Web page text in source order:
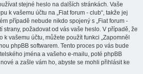
stejné heslo na dalších stránkách. Vaše
k vašemu účtu na „Fiat forum - club“, takže jej
případě nebude nikdo spojený s „Fiat forum -
strany, požadovat od vás vaše heslo. V případě, že
k vašemu účtu, můžete použít funkci „Zapomněl
phpBB softwarem. Tento proces po vás bude
jména a vašeho e-mailu, poté phpBB
a zašle vám ho, abyste se mohli přihlásit ke